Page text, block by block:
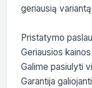
geriausią
Pristatymo
Geriausios
Galime pasiulyti
Garantija